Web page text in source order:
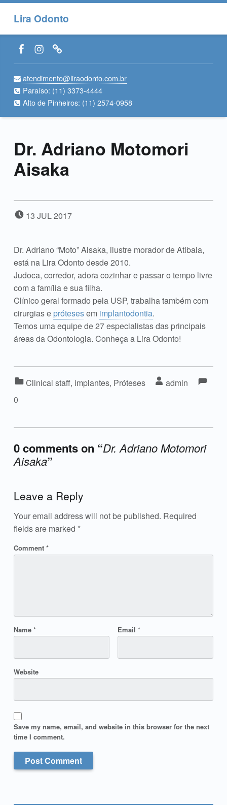
Lira Odonto
Facebook LiraOdonto
Instagram LiraOdonto
Site LiraOdonto
atendimento@liraodonto.com.br
Paraíso: (11) 3373-4444
Alto de Pinheiros: (11) 2574-0958
Dr. Adriano Motomori
Aisaka
POSTED ON:
13 JUL2017
Dr. Adriano “Moto” Aisaka, ilustre morador de Atibaia,
está na Lira Odonto desde 2010.
Judoca, corredor, adora cozinhar e passar o tempo livre
com a família e sua filha.
Clínico geral formado pela USP, trabalha também com
cirurgias e prótesesem implantodontia.
Temos uma equipe de 27 especialistas das principais
áreas da Odontologia. Conheça a Lira Odonto!
Clinical staff, implantes, Próteses admin
0
0 comments on “Dr. Adriano Motomori
Aisaka”
Leave a Reply
Your email address will not be published. Required
fields are marked *
Comment *
Name * Email *
Website
Save my name, email, and website in this browser for the next
time I comment.